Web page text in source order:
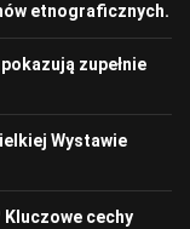
etnograficznych.
zupełnie
Wystawie
cechy